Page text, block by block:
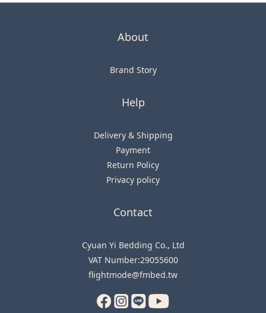
About
Brand Story
Help
Delivery & Shipping
Payment
Return Policy
Privacy policy
Contact
Cyuan Yi Bedding Co., Ltd
VAT Number:29055600
flightmode@fmbed.tw